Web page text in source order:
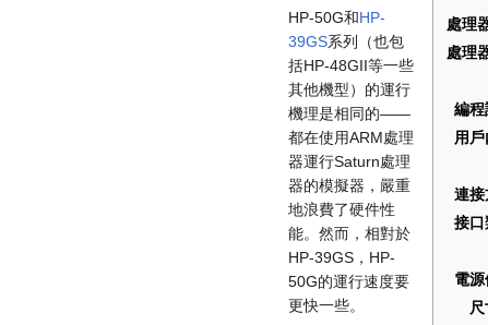
處理
處理
編程
用
連接
接口
電
HP-50G和HP-
39GS系列（也包
括HP-48GII等一些
其他機型）的運行
機理是相同的——
都在使用ARM處理
器運行Saturn處理
器的模擬器，嚴重
地浪費了硬件性
能。然而，相對於
HP-39GS，HP-
50G的運行速度要
更快一些。